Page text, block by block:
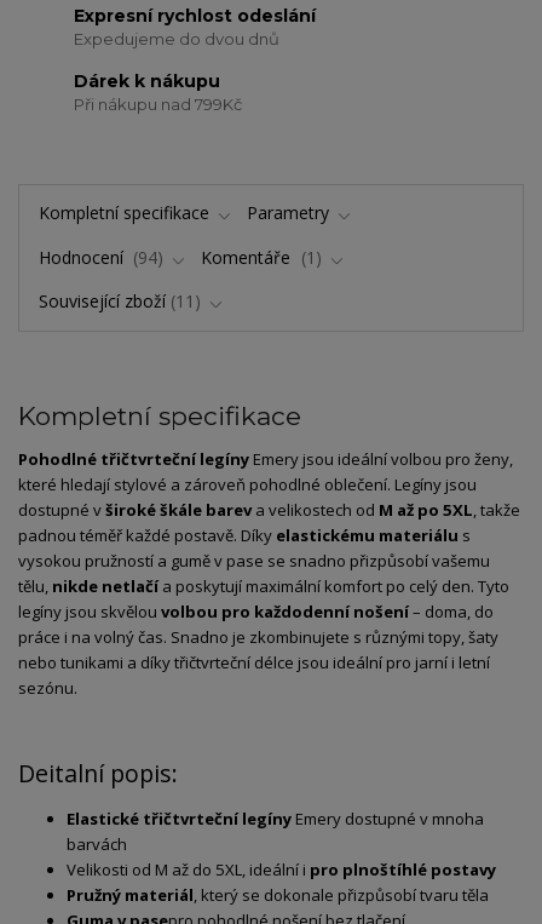
Expresní rychlost odeslání
Expedujeme do dvou dnů
Dárek k nákupu
Při nákupu nad 799Kč
Kompletní specifikace
Parametry
Hodnocení
94 Komentáře
1
Související zboží 11
Kompletní specifikace
Pohodlné třičtvrtečnílegíny Emery jsou ideálnívolbou pro ženy,
které hledají stylové a zároveň pohodlné oblečení. Legíny jsou
dostupné vširokéškále bareva velikostech od M až po 5XL,takže
padnou téměř každé postavě. Díky elastickému materiálu s
vysokou pružností a guměv pase se snadno přizpůsobívašemu
tělu, nikde netlačía poskytují maximální komfort po celý den. Tyto
legíny jsou skvělou volbou pro každodennínošení– doma, do
práce i na volnýčas. Snadno je zkombinujete s různými topy,šaty
nebo tunikami a díkytřičtvrteční délce jsou ideální pro jarní i letní
sezónu.
Deitalní popis:
Elastické třičtvrtečnílegíny Emery dostupné v mnoha
barvách
Velikosti od M až do 5XL, ideální i pro plnoštíhlé postavy
Pružný materiál, který se dokonale přizpůsobítvaru těla